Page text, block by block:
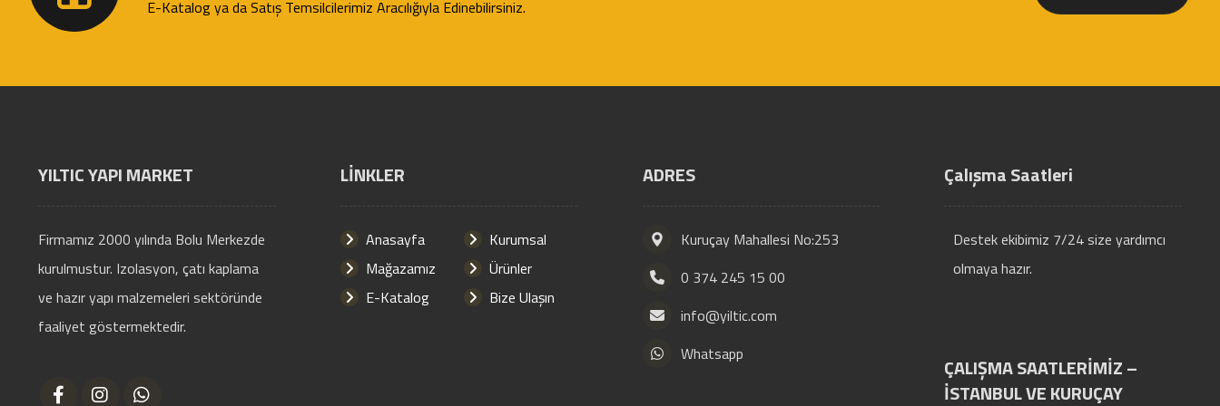
E-Katalog ya da Satış Temsilcilerimiz Aracılığıyla Edinebilirsiniz.
YILTIC YAPI MARKET
Firmamız 2000 yılında Bolu Merkezde
kurulmustur. Izolasyon, çatı kaplama
ve hazır yapı malzemeleri sektöründe
faaliyet göstermektedir.
LİNKLER
Anasayfa
Kurumsal
Mağazamız
Ürünler
E-Katalog
Bize Ulaşın
ADRES
Kuruçay Mahallesi No:253
0 374 245 15 00
info@yiltic.com
Whatsapp
Çalışma Saatleri
Destek ekibimiz 7/24 size yardımcı
olmaya hazır.
ÇALIŞMA SAATLERİMİZ –
İSTANBUL VE KURUÇAY